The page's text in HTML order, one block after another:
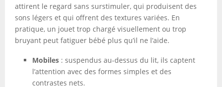
attirent le regard sans surstimuler, qui produisent des
sons légers et qui offrent des textures variées. En
pratique, un jouet trop chargé visuellement ou trop
bruyant peut fatiguer bébé plus qu’il ne l’aide.
Mobiles : suspendus au-dessus du lit, ils captent
l’attention avec des formes simples et des
contrastes nets.